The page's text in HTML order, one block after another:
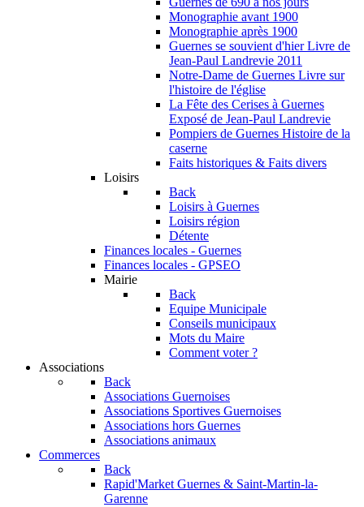
Monographie avant 1900
Monographie après 1900
Guernes se souvient d'hier Livre de
Jean-Paul Landrevie 2011
Notre-Dame de Guernes Livre sur
l'histoire de l'église
La Fête des Cerises à Guernes
Exposé de Jean-Paul Landrevie
Pompiers de Guernes Histoire de la
caserne
Faits historiques & Faits divers
Loisirs
Back
Loisirs à Guernes
Loisirs région
Détente
Finances locales - Guernes
Finances locales - GPSEO
Mairie
Back
Equipe Municipale
Conseils municipaux
Mots du Maire
Comment voter ?
Associations
Back
Associations Guernoises
Associations Sportives Guernoises
Associations hors Guernes
Associations animaux
Commerces
Back
Rapid'Market Guernes & Saint-Martin-la-
Garenne